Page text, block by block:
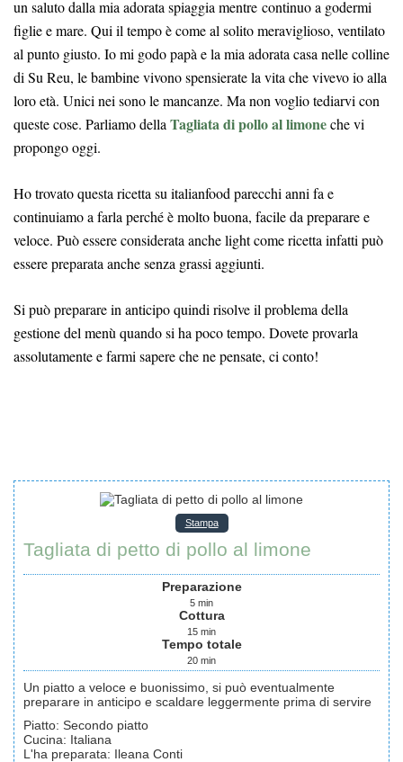
un saluto dalla mia adorata spiaggia mentre continuo a godermi
figlie e mare. Qui il tempo è come al solito meraviglioso, ventilato
al punto giusto. Io mi godo papà e la mia adorata casa nelle colline
di Su Reu, le bambine vivono spensierate la vita che vivevo io alla
loro età. Unici nei sono le mancanze. Ma non voglio tediarvi con
queste cose. Parliamo dellaTagliata di pollo al limoneche vi
propongo oggi.
Ho trovato questa ricetta su italianfood parecchi anni fa e
continuiamo a farla perché è molto buona, facile da preparare e
veloce. Può essere considerata anche light come ricetta infatti può
essere preparata anche senza grassi aggiunti.
Si può preparare in anticipo quindi risolve il problema della
gestione del menù quando si ha poco tempo. Dovete provarla
assolutamente e farmi sapere che ne pensate, ci conto!
Stampa
Tagliata di petto di pollo al limone
Preparazione
5 min
Cottura
15 min
Tempo totale
20 min
Un piatto a veloce e buonissimo, si può eventualmente
preparare in anticipo e scaldare leggermente prima di servire
Piatto: Secondo piatto
Cucina: Italiana
L'ha preparata: Ileana Conti